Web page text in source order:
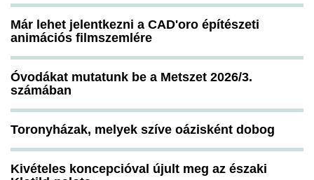
Már lehet jelentkezni a CAD'oro építészeti
animációs filmszemlére
Óvodákat mutatunk be a Metszet 2026/3.
számában
Toronyházak, melyek szíve oázisként dobog
Kivételes koncepcióval újult meg az északi